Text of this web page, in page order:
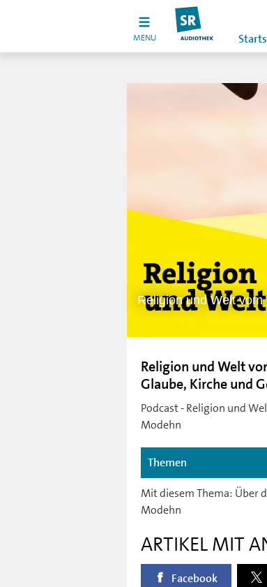
MENU
Religion und Welt
Religion und Welt
Glaube, Kirche und
Podcast - Religion und
Modehn
Themen
Mit diesem Thema: Über
Modehn
ARTIKEL MIT
Facebook